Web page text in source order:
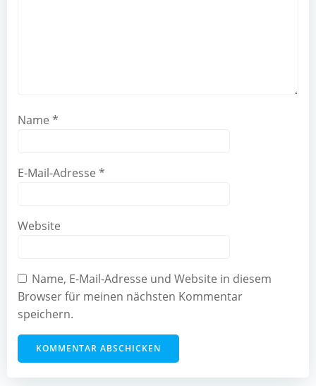
Name *
E-Mail-Adresse *
Website
Name, E-Mail-Adresse und Website in diesem
Browser für meinen nächsten Kommentar
speichern.